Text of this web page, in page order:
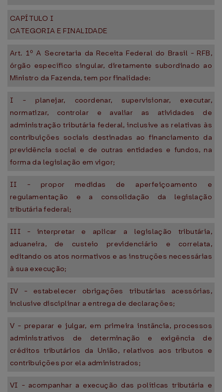
CAPÍTULO I
CATEGORIA E FINALIDADE
Art. 1º A Secretaria da Receita Federal do Brasil - RFB,
órgão específico singular, diretamente subordinado ao
Ministro da Fazenda, tem por finalidade:
I - planejar, coordenar, supervisionar, executar,
normatizar, controlar e avaliar as atividades de
administração tributária federal, inclusive as relativas às
contribuições sociais destinadas ao financiamento da
previdência social e de outras entidades e fundos, na
forma da legislação em vigor;
II - propor medidas de aperfeiçoamento e
regulamentação e a consolidação da legislação
tributária federal;
III - interpretar e aplicar a legislação tributária,
aduaneira, de custeio previdenciário e correlata,
editando os atos normativos e as instruções necessárias
à sua execução;
IV - estabelecer obrigações tributárias acessórias,
inclusive disciplinar a entrega de declarações;
V - preparar e julgar, em primeira instância, processos
administrativos de determinação e exigência de
créditos tributários da União, relativos aos tributos e
contribuições por ela administrados;
VI - acompanhar a execução das políticas tributária e